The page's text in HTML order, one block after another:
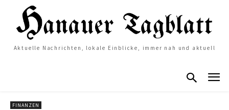
Aktuelle Nachrichten, lokale Einblicke, immer nah und aktuell
FINANZEN